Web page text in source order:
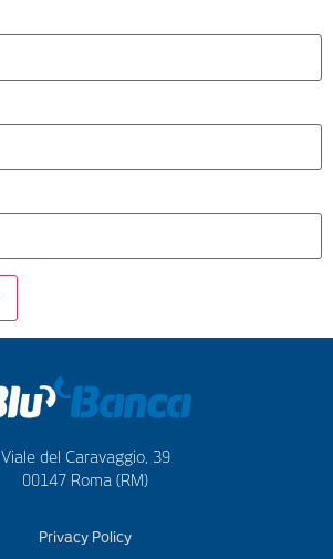
Viale del Caravaggio, 39
00147 Roma (RM)
Privacy Policy